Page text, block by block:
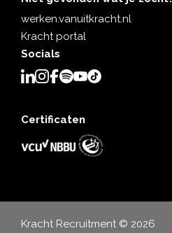
werken.vanuitkracht.nl
Kracht portal
Socials
Certificaten
Kracht Recruitment © 2026